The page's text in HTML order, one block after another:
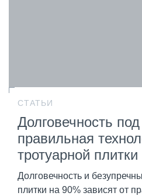
СТАТЬИ
Долговечность
правильная
тротуарной плитки
Долговечность и
плитки на 90% зависят от